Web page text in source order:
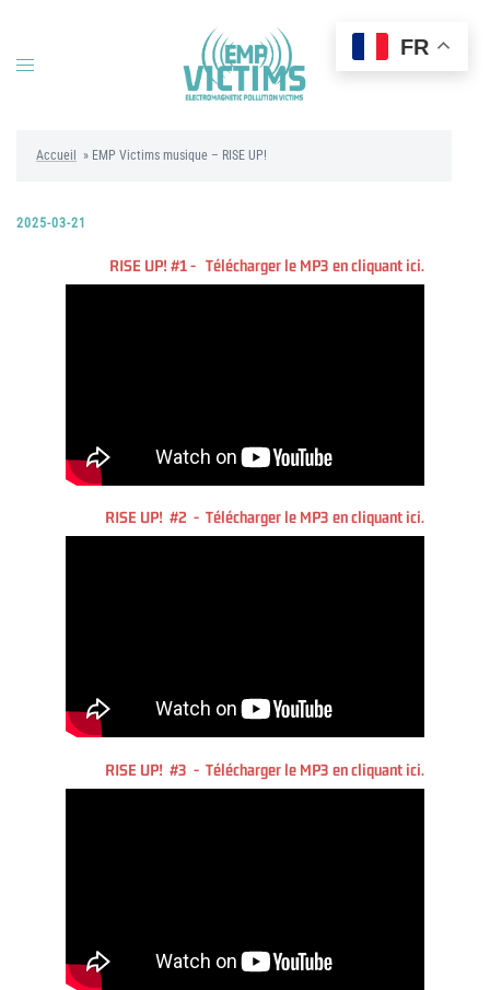
Ouvrir/fermer
Accueil » EMP Victims musique – RISE UP!
2025-03-21
RISE UP! #1 - Télécharger le MP3 en cliquant ici.
RISE UP! #2 - Télécharger le MP3 en cliquant ici.
RISE UP! #3 - Télécharger le MP3 en cliquant ici.
FR